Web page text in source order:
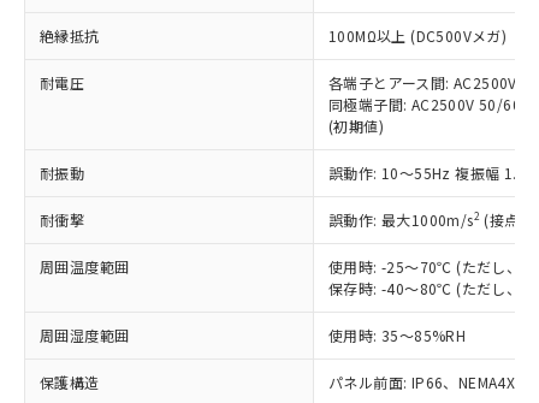
絶縁抵抗 100MΩ以上 (DC500Vメガ)
耐電圧
各端子とアース間: AC2500V
同極端子間: AC2500V 50/
(初期値)
耐振動 誤動作: 10～55Hz 複振幅
耐衝撃 誤動作: 最大1000m/s2 (接点
周囲温度範囲
使用時: -25～70℃ (ただし、氷
保存時: -40～80℃ (ただし、氷
周囲湿度範囲 使用時: 35～85%RH
保護構造 パネル前面: IP66、NEMA4X,
以下の条件をお読みいただき、同意のうえ
本サービスは、当社制御機器事業取扱
商品の当社在庫状況および標準価格
(税抜)を提供させていただくもので
当社制御機器事業取扱商品の中には、
本サービスの対象外となる商品もある
ことをご了承ください。
在庫状況および標準価格照会結果は、
記載している更新日時点での社内デー
タに基づき作成されるものであり、閲
覧された時点での実際の在庫および標
準価格とは異なる場合があることをご
非含有に非対応の商品で、対応品を出す予
調査・確認中：EU RoHS指令（10物質）の
非含有の対応状況を調査中または確認中の
非該当品：ライセンス料など無形物で、有
害物質有無と関係のない商品です。
仕入先様の事情により、非含有部品として
いたものが、含有品と判明した場合などや
むを得ず変更することがあります。
*EU RoHS指令（10物質）：
鉛(Pb) 1000ppm以下、 水銀(Hg) 1000ppm以下、 カド
六価クロム(Cr(Ⅵ)) 1000ppm以下、ポリ臭化ビフェニル
「○」：最大均質材料含有率が中国RoHSの
基準値以下であることを示します。
「×」：最大均質材料含有率が中国RoHSの
基準値を超えていることを示します。
「－」：未確認です。当社販売部門へお問
*中国RoHS10物質の基準値 (GB/T26572)：
Pb(鉛) :1000ppm、 Hg(水銀) : 1000ppm、 Cd(カドミウ
ム) : 100ppm、
当社は、これら貴社製品のうち、外国
為替および外国貿易法に定める商品
（以下｢規制貨物等」という）を輸出
または国外への提供する場合は、日本
国政府の輸出許可(または役務取引許
可)を取得するなどの必要な手続きを
記